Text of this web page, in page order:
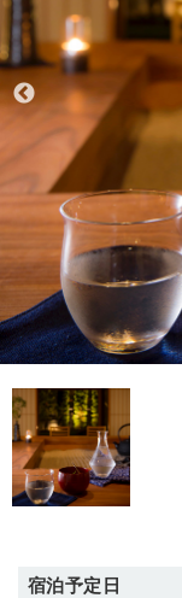
宿泊予定日